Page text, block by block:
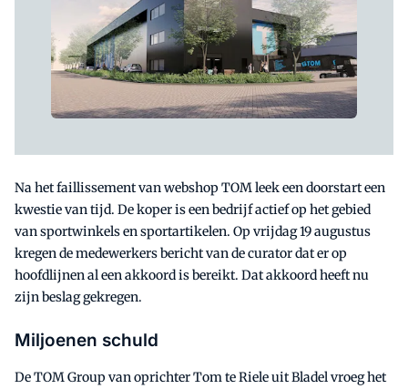
Na het faillissement van webshop TOM leek een doorstart een
kwestie van tijd. De koper is een bedrijf actief op het gebied
van sportwinkels en sportartikelen. Op vrijdag 19 augustus
kregen de medewerkers bericht van de curator dat er op
hoofdlijnen al een akkoord is bereikt. Dat akkoord heeft nu
zijn beslag gekregen.
Miljoenen schuld
De TOM Group van oprichter Tom te Riele uit Bladel vroeg het